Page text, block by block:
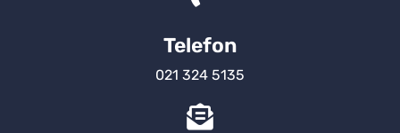
Telefon
021 324 5135